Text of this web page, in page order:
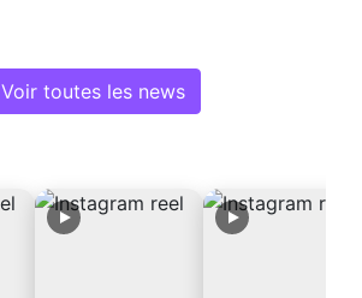
Voir toutes les news